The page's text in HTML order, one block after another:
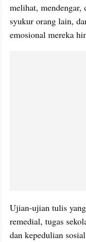
melihat, mendengar,
syukur orang lain,
emosional mereka
Ujian-ujian tulis
remedial, tugas
dan kepedulian